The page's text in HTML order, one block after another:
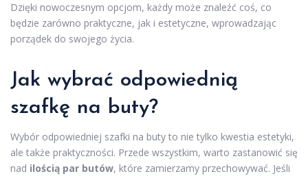
Dzięki nowoczesnym opcjom, każdy może znaleźć coś, co
będzie zarówno praktyczne, jak i estetyczne, wprowadzając
porządek do swojego życia.
Jak wybrać odpowiednią
szafkę na buty?
Wybór odpowiedniej szafki na buty to nie tylko kwestia estetyki,
ale także praktyczności. Przede wszystkim, warto zastanowić się
nad ilością par butów, które zamierzamy przechowywać. Jeśli